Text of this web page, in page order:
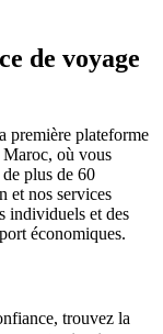
de voyage
première plateforme
Maroc, où vous
plus de 60
et nos services
individuels et des
économiques.
trouvez la